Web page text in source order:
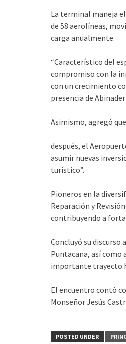
La terminal maneja
de 58 aerolíneas,
carga anualmente.
“Característico del
compromiso con la
con un crecimiento
presencia de
Asimismo, agregó
después, el
asumir nuevas
turístico”.
Pioneros en la
Reparación y
contribuyendo a
Concluyó su discurso
Puntacana, así
importante trayecto
El encuentro contó
Monseñor Jesús
POSTED UNDER